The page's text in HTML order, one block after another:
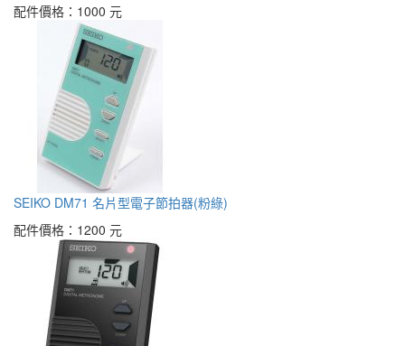
配件價格： 1000 元
SEIKO DM71 名片型電子節拍器(粉綠)
配件價格： 1200 元